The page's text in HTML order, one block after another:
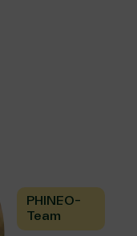
PHINEO-
Team